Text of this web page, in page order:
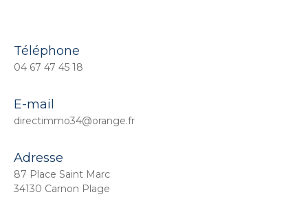
Téléphone
04 67 47 45 18
E-mail
directimmo34@orange.fr
Adresse
87 Place Saint Marc
34130 Carnon Plage